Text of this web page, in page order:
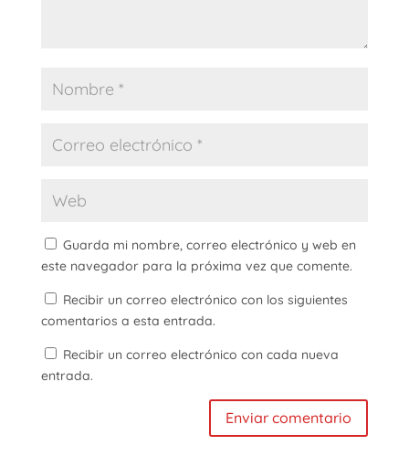
Guarda mi nombre, correo electrónico y web en
este navegador para la próxima vez que comente.
Recibir un correo electrónico con los siguientes
comentarios a esta entrada.
Recibir un correo electrónico con cada nueva
entrada.